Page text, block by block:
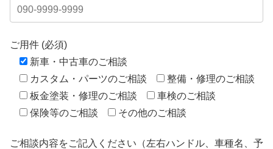
ご用件 (必須)
新車・中古車のご相談
カスタム・パーツのご相談
整備・修理のご相談
板金塗装・修理のご相談
車検のご相談
保険等のご相談
その他のご相談
ご相談内容をご記入ください（左右ハンドル、車種名、予